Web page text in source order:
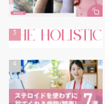
3
4